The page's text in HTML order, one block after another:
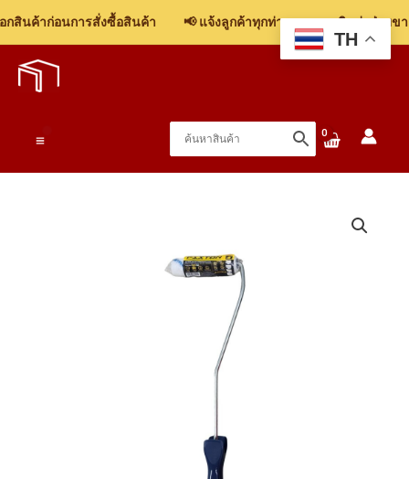
สินค้าก่อนการสั่งซื้อสินค้า 📢 แจ้งลูกค้าทุกท่าน: รบกวนติดต่อฝ่ายข
TH
ทาสี
ขนาด
ประมาณ